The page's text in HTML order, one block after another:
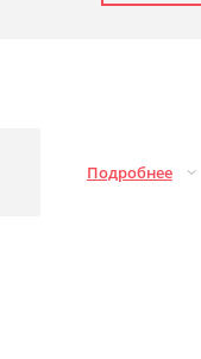
Подробнее